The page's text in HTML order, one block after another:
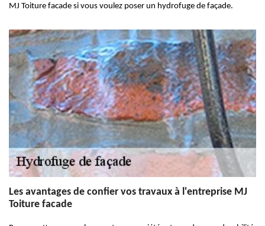
MJ Toiture facade si vous voulez poser un hydrofuge de façade.
Les avantages de confier vos travaux à l'entreprise MJ
Toiture facade